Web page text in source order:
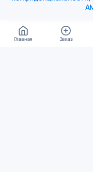
Главная Заказ